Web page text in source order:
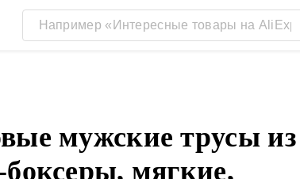
мужские трусы из
мягкие,